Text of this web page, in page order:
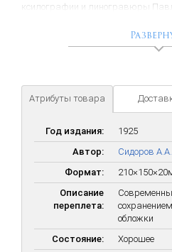
ксилографии и линогравюры
тематические серии: «Уходящая
«Останкино» (1917), «Старая
СССР (1943).
Атрибуты товара
Год издания:
1925
Автор:
Сидоров А.А.
Формат:
Описание
переплета:
обложки
Состояние:
Хорошее